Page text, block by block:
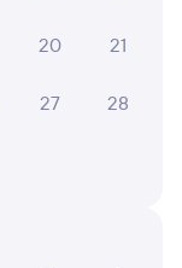
20 21
27 28